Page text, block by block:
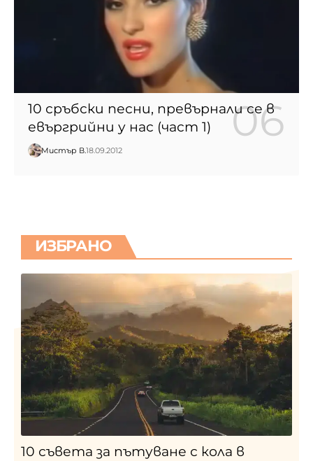
10 сръбски песни, превърнали се в
евъргрийни у нас (част 1)
Мистър В.18.09.2012
ИЗБРАНО
10 съвета за пътуване с кола в